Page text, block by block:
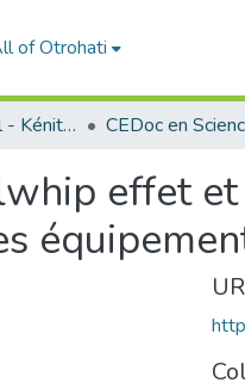
of Otrohati
Université Ibn Tofail - Kénitra
effet